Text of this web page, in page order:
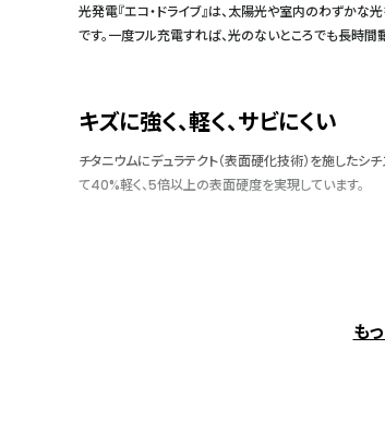
光発電『エコ・ドライブ』は、太陽光や室内のわずか
です。一度フル充電すれば、光のないところでも長時
キズに強く、軽く、サビにくい
チタニウムにデュラテクト（表面硬化技術）を施したシ
て40%軽く、5倍以上の表面硬度を実現しています。
ィング』。公園やビーチなど陽の当たる場所でも、まる
も